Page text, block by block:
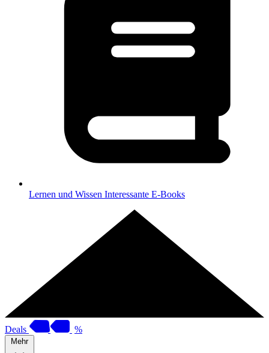
Lernen und Wissen Interessante E-Books
Deals %
Mehr